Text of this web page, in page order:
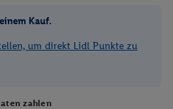
Kauf.
um direkt Lidl Punkte zu
zahlen